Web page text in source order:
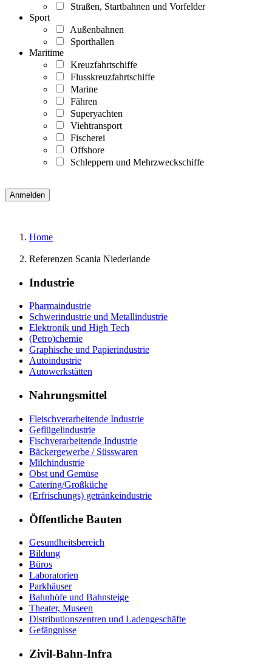
Straßen, Startbahnen und Vorfelder
Sport
Außenbahnen
Sporthallen
Maritime
Kreuzfahrtschiffe
Flusskreuzfahrtschiffe
Marine
Fähren
Superyachten
Viehtransport
Fischerei
Offshore
Schleppern und Mehrzweckschiffe
Home
Referenzen Scania Niederlande
Industrie
Pharmaindustrie
Schwerindustrie und Metallindustrie
Elektronik und High Tech
(Petro)chemie
Graphische und Papierindustrie
Autoindustrie
Autowerkstätten
Nahrungsmittel
Fleischverarbeitende Industrie
Geflügelindustrie
Fischverarbeitende Industrie
Bäckergewerbe / Süsswaren
Milchindustrie
Obst und Gemüse
Catering/Großküche
(Erfrischungs) getränkeindustrie
Öffentliche Bauten
Gesundheitsbereich
Bildung
Büros
Laboratorien
Parkhäuser
Bahnhöfe und Bahnsteige
Theater, Museen
Distributionszentren und Ladengeschäfte
Gefängnisse
Zivil-Bahn-Infra